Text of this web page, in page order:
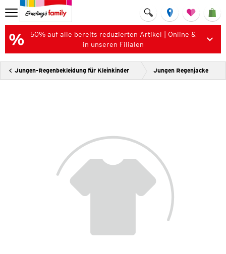
50% auf alle bereits reduzierten Artikel | Online &
in unseren Filialen
Jungen-Regenbekleidung für Kleinkinder Jungen Regenjacke